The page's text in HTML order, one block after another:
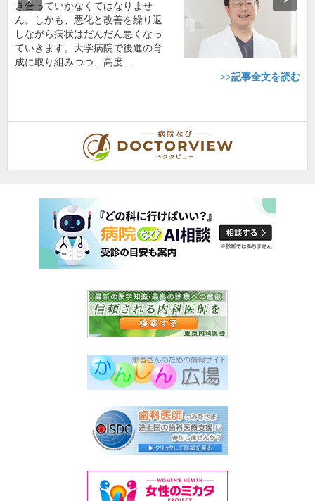
き合っていかなくてはなりませ
ん。しかも、悪化と改善を繰り返
しながら病状はだんだん悪くなっ
ていきます。大学病院で後進の育
成に取り組みつつ、高度…
>>記事全文を読む